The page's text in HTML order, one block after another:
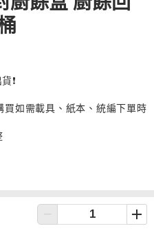
❗
如需載具、紙本、統編下單時